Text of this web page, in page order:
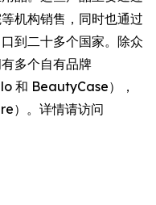
机构销售，同时也通过
到二十多个国家。除众
多个自有品牌
和 BeautyCase），
）。详情请访问